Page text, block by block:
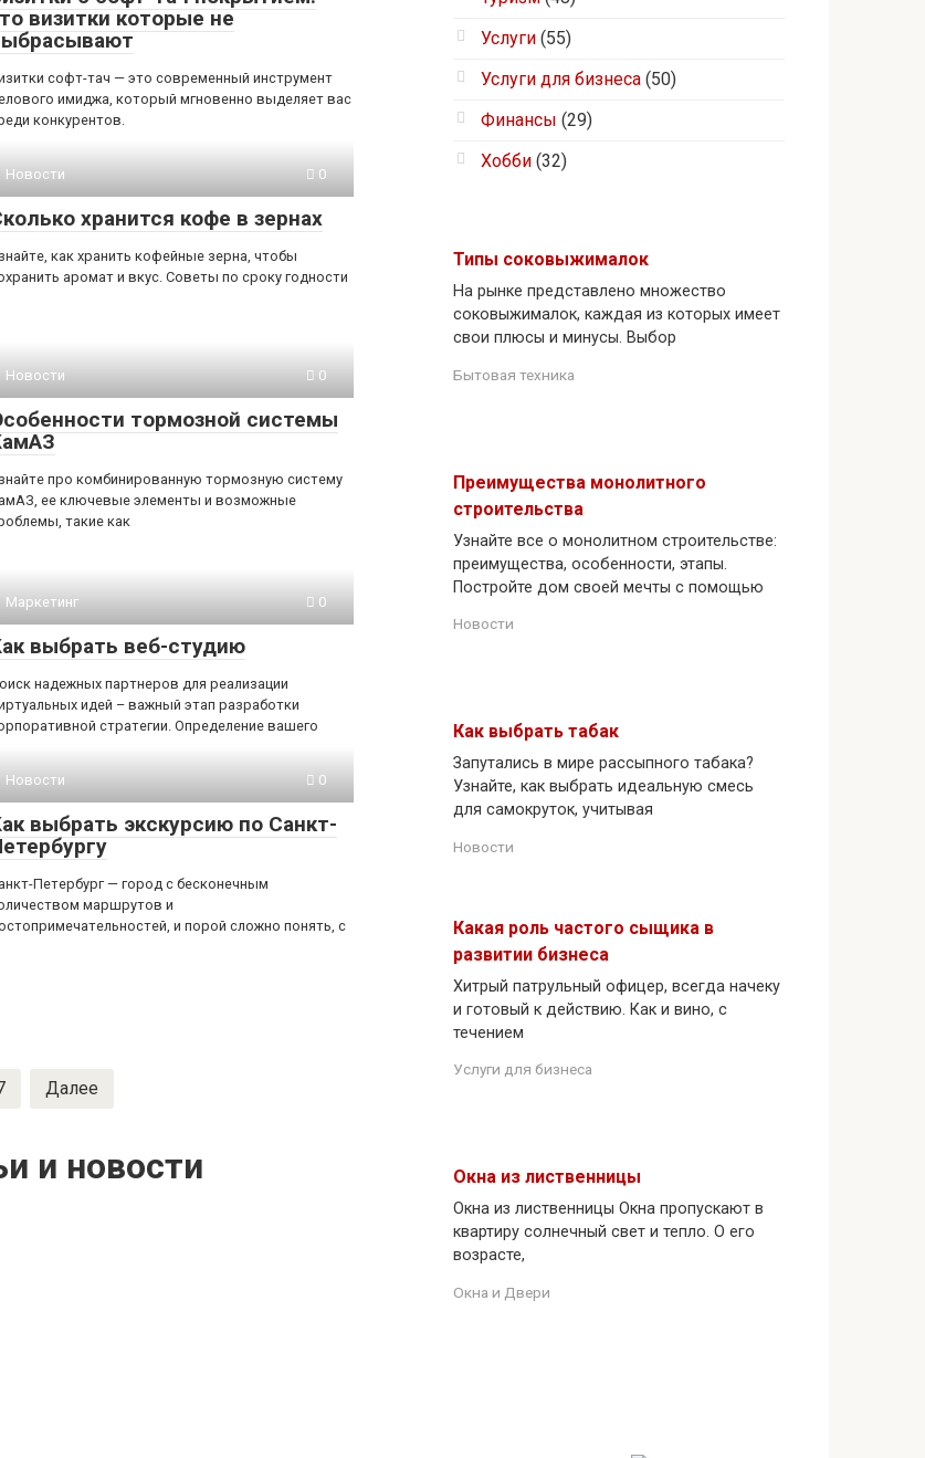
визитки которые не
софт-тач — это современный инструмент
имиджа, который мгновенно выделяет вас
конкурентов.
Новости 0
хранится кофе в зернах
как хранить кофейные зерна, чтобы
аромат и вкус. Советы по сроку годности
Новости 0
тормозной системы
про комбинированную тормозную систему
ее ключевые элементы и возможные
такие как
Маркетинг 0
выбрать веб-студию
надежных партнеров для реализации
идей – важный этап разработки
стратегии. Определение вашего
Новости 0
выбрать экскурсию по Санкт-
Петербург — город с бесконечным
маршрутов и
и порой сложно понять, с
Далее
и новости
Услуги (55)
Услуги для бизнеса (50)
Финансы (29)
Хобби (32)
Типы соковыжималок
На рынке представлено множество
соковыжималок, каждая из которых имеет
свои плюсы и минусы. Выбор
Бытовая техника
Преимущества монолитного
строительства
Узнайте все о монолитном строительстве:
преимущества, особенности, этапы.
Постройте дом своей мечты с помощью
Новости
Как выбрать табак
Запутались в мире рассыпного табака?
Узнайте, как выбрать идеальную смесь
для самокруток, учитывая
Новости
Какая роль частого сыщика в
развитии бизнеса
Хитрый патрульный офицер, всегда начеку
и готовый к действию. Как и вино, с
течением
Услуги для бизнеса
Окна из лиственницы
Окна из лиственницы Окна пропускают в
квартиру солнечный свет и тепло. О его
возрасте,
Окна и Двери